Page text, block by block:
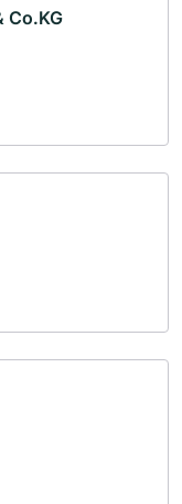
Co.KG